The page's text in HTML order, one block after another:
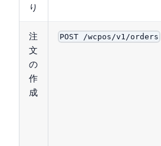
り
注
文
の
作
成
POST /wcpos/v1/orders